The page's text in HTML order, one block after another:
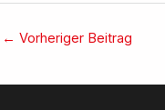
← Vorheriger Beitrag